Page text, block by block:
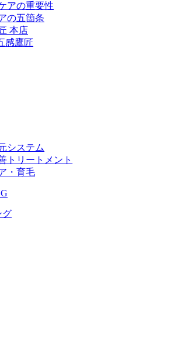
アの重要性
の五箇条
本店
感鷹匠
システム
トリートメント
・育毛
グ